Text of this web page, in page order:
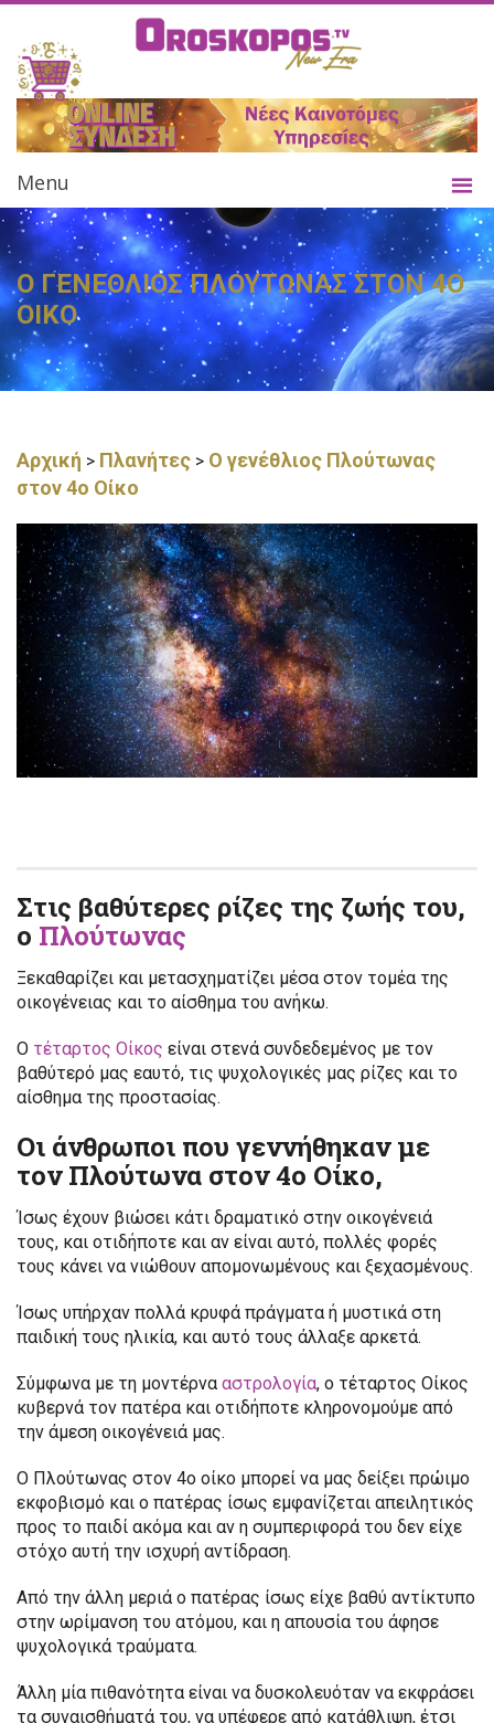
Menu
Ο ΓΕΝΕΘΛΙΟΣ ΠΛΟΥΤΩΝΑΣ ΣΤΟΝ 4Ο
ΟΙΚΟ
Αρχική > Πλανήτες > Ο γενέθλιος Πλούτωνας
στον 4ο Οίκο
Στις βαθύτερες ρίζες της ζωής του,
ο Πλούτωνας
Ξεκαθαρίζει και μετασχηματίζει μέσα στον τομέα της
οικογένειας και το αίσθημα του ανήκω.
Ο τέταρτος Οίκος είναι στενά συνδεδεμένος με τον
βαθύτερό μας εαυτό, τις ψυχολογικές μας ρίζες και το
αίσθημα της προστασίας.
Οι άνθρωποι που γεννήθηκαν με
τον Πλούτωνα στον 4ο Οίκο,
Ίσως έχουν βιώσει κάτι δραματικό στην οικογένειά
τους, και οτιδήποτε και αν είναι αυτό, πολλές φορές
τους κάνει να νιώθουν απομονωμένους και ξεχασμένους.
Ίσως υπήρχαν πολλά κρυφά πράγματα ή μυστικά στη
παιδική τους ηλικία, και αυτό τους άλλαξε αρκετά.
Σύμφωνα με τη μοντέρνα αστρολογία, ο τέταρτος Οίκος
κυβερνά τον πατέρα και οτιδήποτε κληρονομούμε από
την άμεση οικογένειά μας.
Ο Πλούτωνας στον 4ο οίκο μπορεί να μας δείξει πρώιμο
εκφοβισμό και ο πατέρας ίσως εμφανίζεται απειλητικός
προς το παιδί ακόμα και αν η συμπεριφορά του δεν είχε
στόχο αυτή την ισχυρή αντίδραση.
Από την άλλη μεριά ο πατέρας ίσως είχε βαθύ αντίκτυπο
στην ωρίμανση του ατόμου, και η απουσία του άφησε
ψυχολογικά τραύματα.
Άλλη μία πιθανότητα είναι να δυσκολευόταν να εκφράσει
τα συναισθήματά του, να υπέφερε από κατάθλιψη, έτσι